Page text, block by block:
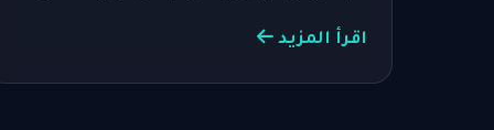
اقرأ المزيد